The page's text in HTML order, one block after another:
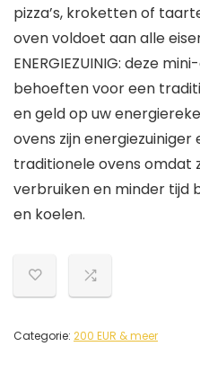
pizza’s, kroketten of
oven voldoet aan alle
ENERGIEZUINIG: deze
behoeften voor een
en geld op uw
ovens zijn
traditionele ovens omdat
verbruiken en minder tijd
en koelen.
Categorie: 200 EUR & meer